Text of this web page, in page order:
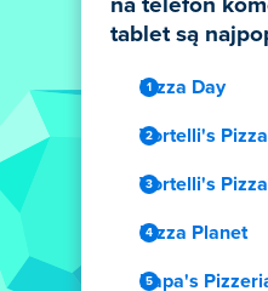
na telefon
tablet są
Pizza Day
Vortelli's
Vortelli's Pizza
Pizza Planet
Papa's